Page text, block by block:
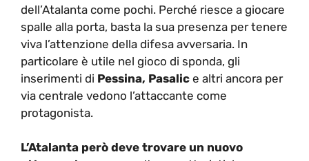
dell’Atalanta come pochi. Perché riesce a giocare
spalle alla porta, basta la sua presenza per tenere
viva l’attenzione della difesa avversaria. In
particolare è utile nel gioco di sponda, gli
inserimenti di Pessina, Pasalic e altri ancora per
via centrale vedono l’attaccante come
protagonista.
L’Atalanta però deve trovare un nuovo